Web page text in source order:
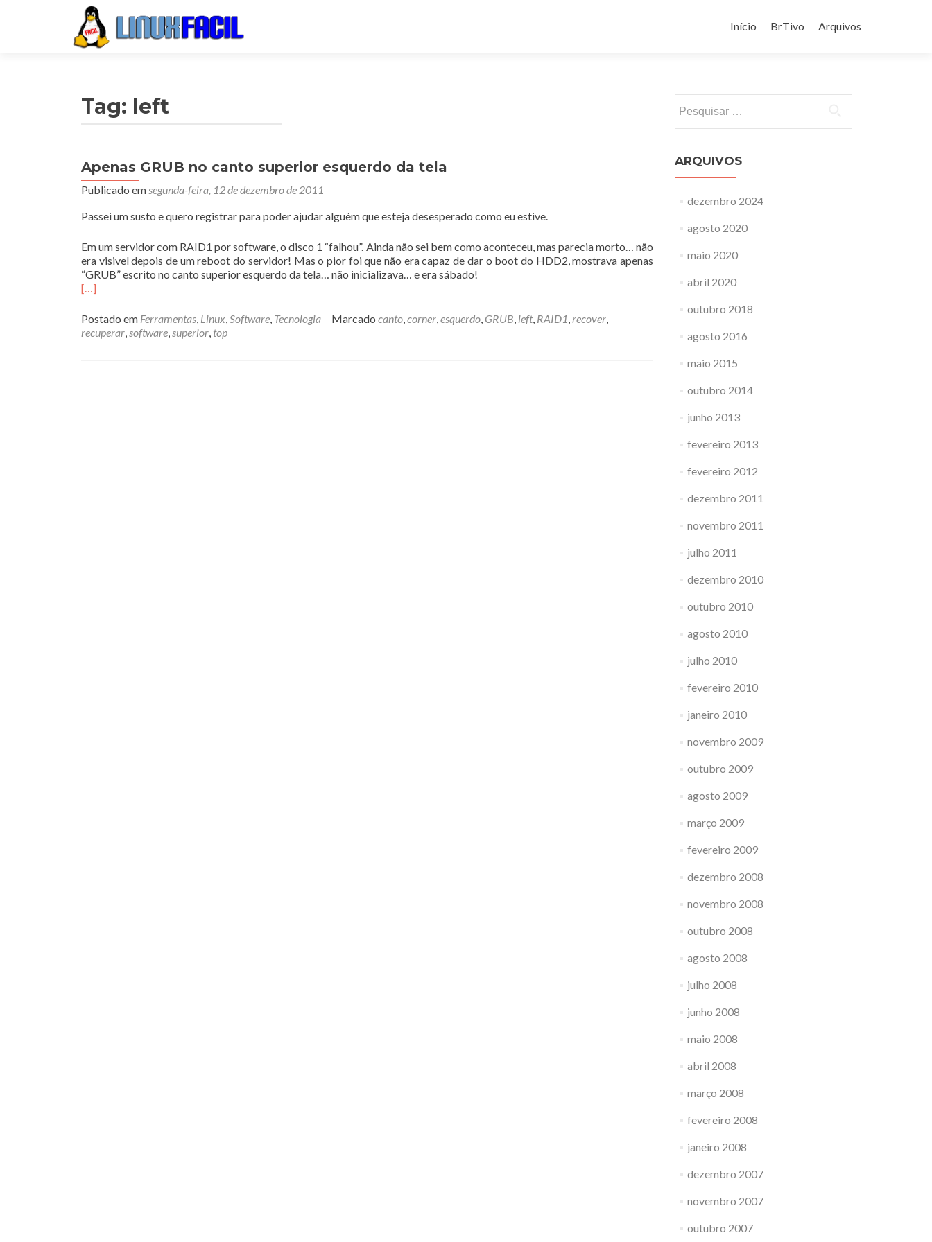
para
Início BrTivo Arquivos
Tag: left
Apenas GRUB no canto superior esquerdo da tela
Publicado emsegunda-feira, 12 de dezembro de 2011
Passei um susto e quero registrar para poder ajudar alguém que esteja desesperado como eu estive.
Em um servidor com RAID1 por software, o disco 1 “falhou”. Ainda não sei bem como aconteceu, mas parecia morto… não
era visivel depois de um reboot do servidor! Mas o pior foi que não era capaz de dar o boot do HDD2, mostrava apenas
“GRUB” escrito no canto superior esquerdo da tela… não inicializava… e era sábado!
[…]
Postado em Ferramentas, Linux,Software, Tecnologia Marcado canto,corner,esquerdo, GRUB, left, RAID1,recover,
recuperar,software,superior, top
por:
ARQUIVOS
dezembro 2024
agosto 2020
maio 2020
abril 2020
outubro 2018
agosto 2016
maio 2015
outubro 2014
junho 2013
fevereiro 2013
fevereiro 2012
dezembro 2011
novembro 2011
julho 2011
dezembro 2010
outubro 2010
agosto 2010
julho 2010
fevereiro 2010
janeiro 2010
novembro 2009
outubro 2009
agosto 2009
março 2009
fevereiro 2009
dezembro 2008
novembro 2008
outubro 2008
agosto 2008
julho 2008
junho 2008
maio 2008
abril 2008
março 2008
fevereiro 2008
janeiro 2008
dezembro 2007
novembro 2007
outubro 2007